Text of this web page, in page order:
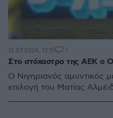
Στο στόχαστρο της ΑΕΚ ο
Ο Νιγηριανός αμυντικός
επιλογή του Ματίας
12.07.2024, 17:15 1